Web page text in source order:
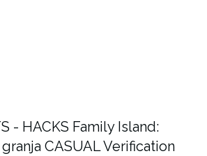
- HACKS Family Island:
CASUAL Verification